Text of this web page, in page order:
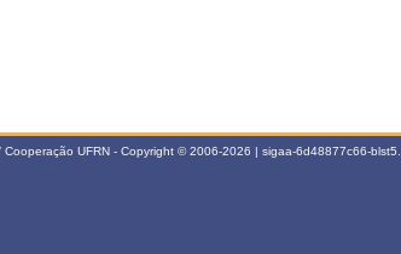
UFRN - Copyright © 2006-2026 | sigaa-6d48877c66-